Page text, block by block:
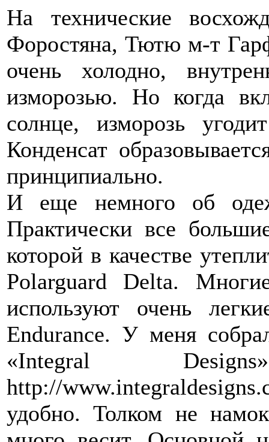
На технические
Форостяна, Тютю м-т
очень холодно,
изморозью. Но когда
солнце, изморозь
Конденсат
принципиально.
И еще немного об
Практически все
которой в качестве
Polarguard Delta.
используют очень
Endurance. У меня
«Integral
http://
удобно. Толком не